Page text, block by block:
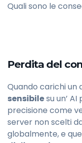
Quali sono le
Perdita del
Quando carichi un
sensibilesu un’
precisione come
server non scelti
globalmente, e